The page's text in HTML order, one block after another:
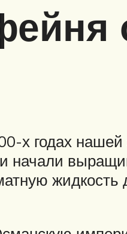
х годах
начали
жидкость